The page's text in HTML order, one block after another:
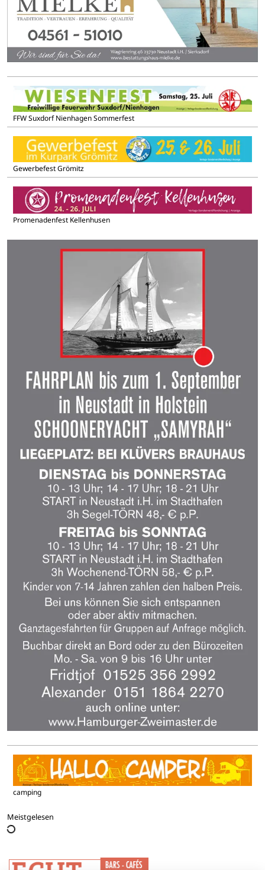
FFW Suxdorf Nienhagen Sommerfest
Gewerbefest Grömitz
Promenadenfest Kellenhusen
camping
Meistgelesen